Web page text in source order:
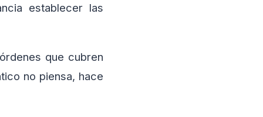
establecer las
que cubren
no piensa, hace